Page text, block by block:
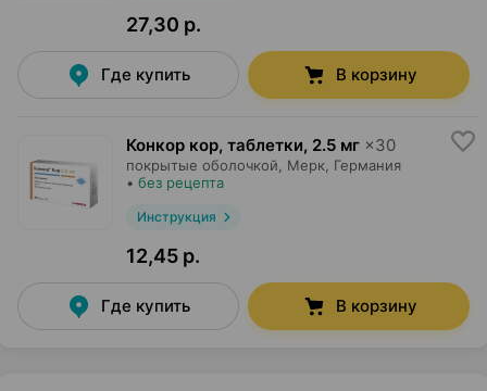
27,30 р.
Где купить В корзину
Конкор кор, таблетки, 2.5 мг ×30
покрытые оболочкой, Мерк , Германия
• без рецепта
Инструкция
12,45 р.
Где купить В корзину